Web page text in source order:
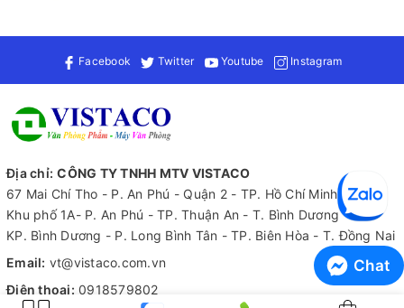
có đầu nhọn sắc gây tổn hại giấy.
Không gập mạnh hoặc làm ướt sổ để duy trì độ bền và thẩm
mỹ.
Sử dụng ruy băng dấu trang để đánh dấu trang quan trọng,
dễ dàng tra cứu lại nội dung cần thiết.
Để biết thêm thông tin về sản phẩm này cũng như tìm hiểu
thêm về các loại văn phòng phẩm khác, hãy liên hệ ngay với
Vistaco - Văn phòng phẩm Bình Dương: 0911 548 289 (zalo) để
được tư vấn chi tiết hơn!
Facebook Twitter Youtube Instagram
Địa chỉ: CÔNG TY TNHH MTV VISTACO
67 Mai Chí Tho - P. An Phú - Quận 2 - TP. Hồ Chí Minh
Khu phố 1A- P. An Phú - TP. Thuận An - T. Bình Dương
KP. Bình Dương - P. Long Bình Tân - TP. Biên Hòa - T. Đồng Nai
Email: vt@vistaco.com.vn
Điện thoại: 0918579802
Chat